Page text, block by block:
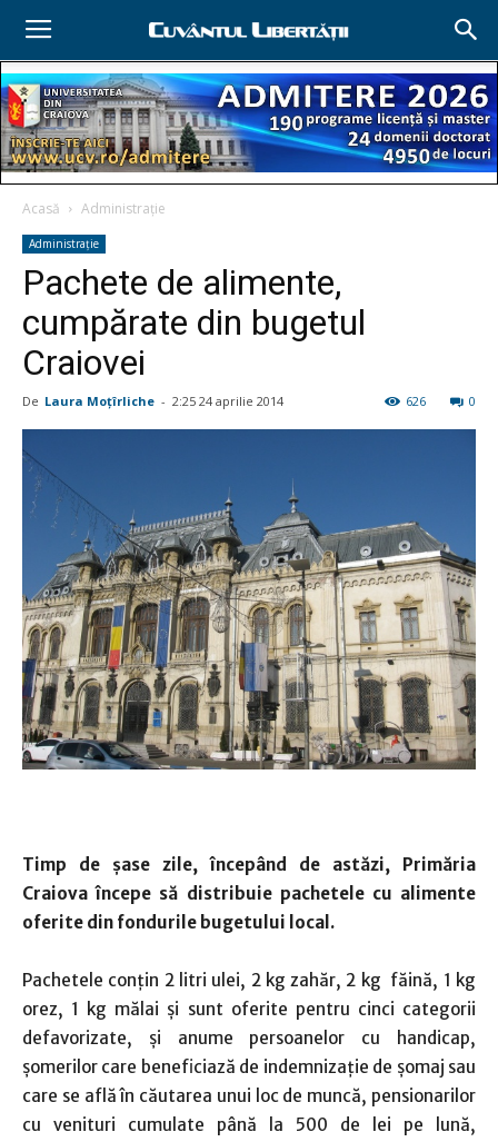
Acasă Administraţie
Administraţie
Pachete de alimente,
cumpărate din bugetul
Craiovei
De Laura Moţîrliche - 2:25 24 aprilie 2014 0
626
Timp de șase zile, începând de astăzi, Primăria
Craiova începe să distribuie pachetele cu alimente
oferite din fondurile bugetului local.
Pachetele conţin 2 litri ulei, 2 kg zahăr, 2 kg făină, 1 kg
orez, 1 kg mălai și sunt oferite pentru cinci categorii
defavorizate, și anume persoanelor cu handicap,
şomerilor care beneficiază de indemnizaţie de şomaj sau
care se află în căutarea unui loc de muncă, pensionarilor
cu venituri cumulate până la 500 de lei pe lună,